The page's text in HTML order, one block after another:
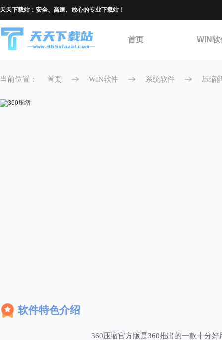
天天下载站：安全、高速、放心的专业下载站！
首页 WIN软
当前位置： 首页 WIN软件 系统软件 压缩
软件特色介绍
360压缩官方版是360推出的一款十分